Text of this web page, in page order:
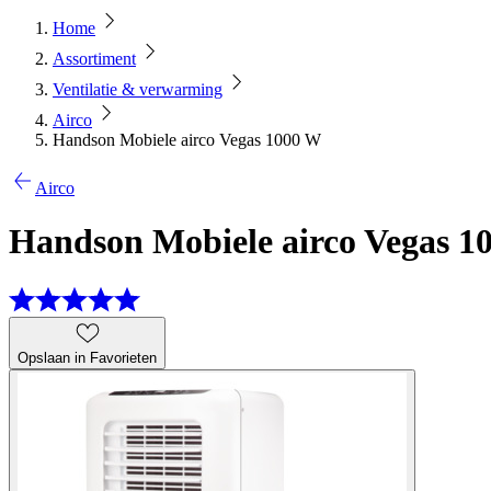
Home
Assortiment
Ventilatie & verwarming
Airco
Handson Mobiele airco Vegas 1000 W
Airco
Handson Mobiele airco Vegas
Opslaan in Favorieten